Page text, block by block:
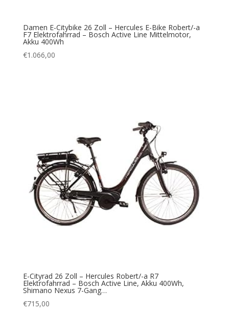
Damen E-Citybike 26 Zoll – Hercules E-Bike Robert/-a
F7 Elektrofahrrad – Bosch Active Line Mittelmotor,
Akku 400Wh
€1.066,00
E-Cityrad 26 Zoll – Hercules Robert/-a R7
Elektrofahrrad – Bosch Active Line, Akku 400Wh,
Shimano Nexus 7-Gang…
€715,00